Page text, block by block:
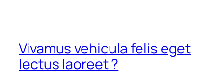
Vivamus vehicula felis eget
lectus laoreet ?